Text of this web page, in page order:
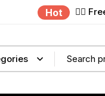
Hot ✌🏼